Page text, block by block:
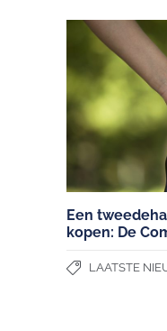
Een
kopen: De
LAATSTE